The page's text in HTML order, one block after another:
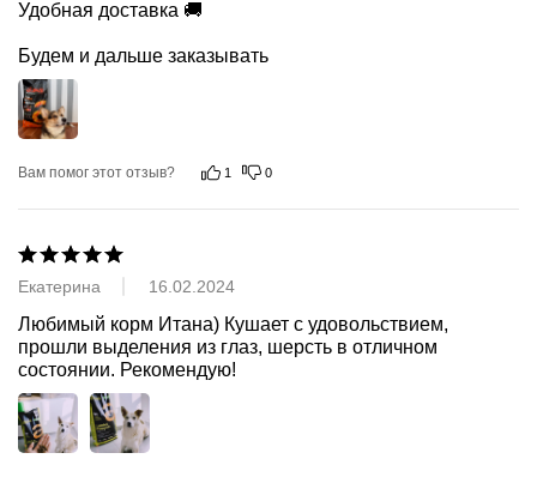
Удобная доставка 🚚
Будем и дальше заказывать
Вам помог этот отзыв? 1 0
Екатерина 16.02.2024
Любимый корм Итана) Кушает с удовольствием,
прошли выделения из глаз, шерсть в отличном
состоянии. Рекомендую!